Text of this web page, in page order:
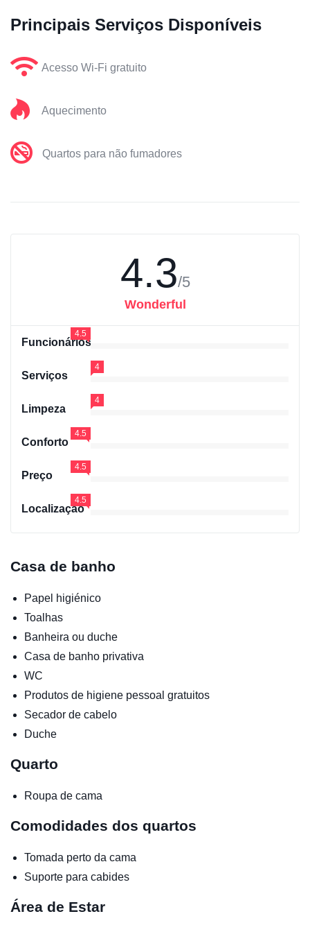
Principais Serviços Disponíveis
Acesso Wi-Fi gratuito
Aquecimento
Quartos para não fumadores
4.3/5
Wonderful
Funcionários
4.5
Serviços
4
Limpeza
4
Conforto
4.5
Preço
4.5
Localização
4.5
Casa de banho
Papel higiénico
Toalhas
Banheira ou duche
Casa de banho privativa
WC
Produtos de higiene pessoal gratuitos
Secador de cabelo
Duche
Quarto
Roupa de cama
Comodidades dos quartos
Tomada perto da cama
Suporte para cabides
Área de Estar